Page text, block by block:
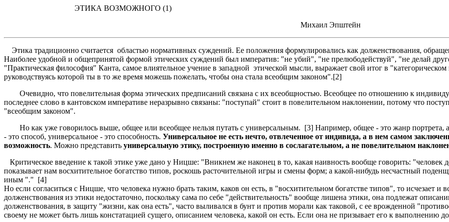
ЭТИКА ВОЗМОЖНОГО (1)
Михаил Эпштейн
Этика традиционно считается областью нормативных суждений. Ее положения формулировались как долженствования,
Наиболее удобной и общепринятой формой этических суждений был императив: "не убий", "не прелюбодействуй", "не делай
"Практическая философия" Канта, самое влиятельное учение в западной этической мысли, выражает свой итог в
руководствуясь которой ты в то же время можешь пожелать, чтобы она стала всеобщим законом".[2]
Очевидно, что повелительная форма этических предписаний связана с их всеобщностью. Всеобщее по отношению к
последнее слово в кантовском императиве неразрывно связаны: "поступай" стоит в повелительном наклонении, потому что
"всеобщим законом".
Но как уже говорилось выше, общее или всеобщее нельзя путать с универсальным. [3] Например, общее - это жанр портрета,
- это способ, универсальное - это способность. Универсальное не есть нечто, отвлеченное от индивида, а в нем самом
возможность. Можно представить универсальную этику, построенную именно в сослагательном, а не повелительном
Критическое введение к такой этике уже дано у Ницше: "Вникнем же наконец в то, какая наивность вообще говорить:
показывает нам восхитительное богатство типов, роскошь расточительной игры и смены форм; а какой-нибудь несчастный
иным "." [4]
Но если согласиться с Ницше, что человекa нужно брать таким, каков он есть, в "восхитительном богатстве типов", то исчезает и
долженствования из этики недостаточно, поскольку сама по себе "действительность" вообще лишена этики, она подлежат
долженствования, в защиту "жизни, как она есть", часто выливался в бунт и против морали как таковой, с ее врожденной
своему не может быть лишь констатацией сущего, описанием человека, какой он есть. Если она не призывает его к выполнению